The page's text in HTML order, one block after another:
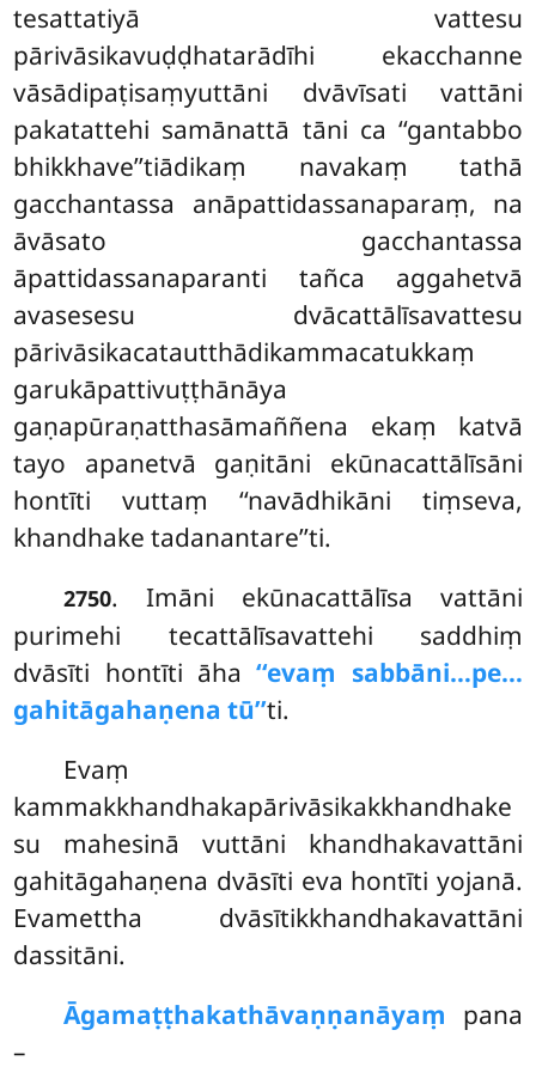
tesattatiyā vattesu
pārivāsikavuḍḍhatarādīhi ekacchanne
vāsādipaṭisaṃyuttāni dvāvīsati vattāni
pakatattehi samānattā tāni ca ‘‘gantabbo
bhikkhave’’tiādikaṃ navakaṃ tathā
gacchantassa anāpattidassanaparaṃ, na
āvāsato gacchantassa
āpattidassanaparanti tañca aggahetvā
avasesesu dvācattālīsavattesu
pārivāsikacatautthādikammacatukkaṃ
garukāpattivuṭṭhānāya
gaṇapūraṇatthasāmaññena ekaṃ katvā
tayo apanetvā gaṇitāni ekūnacattālīsāni
hontīti vuttaṃ ‘‘navādhikāni tiṃseva,
khandhake tadanantare’’ti.
2750. Imāni ekūnacattālīsa vattāni
purimehi tecattālīsavattehi saddhiṃ
dvāsīti hontīti āha‘‘evaṃ sabbāni…pe…
gahitāgahaṇena tū’’ti.
Evaṃ
kammakkhandhakapārivāsikakkhandhake
su mahesinā vuttāni khandhakavattāni
gahitāgahaṇena dvāsīti eva hontīti yojanā.
Evamettha dvāsītikkhandhakavattāni
dassitāni.
Āgamaṭṭhakathāvaṇṇanāyaṃ pana
–